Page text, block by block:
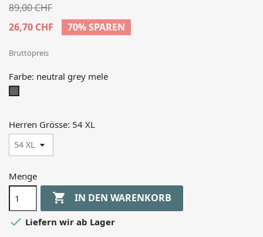
89,00 CHF
26,70 CHF
70% SPAREN
Bruttopreis
Farbe: neutral grey mele
Herren Grösse: 54 XL
Menge
 IN DEN WARENKORB
 Liefern wir ab Lager